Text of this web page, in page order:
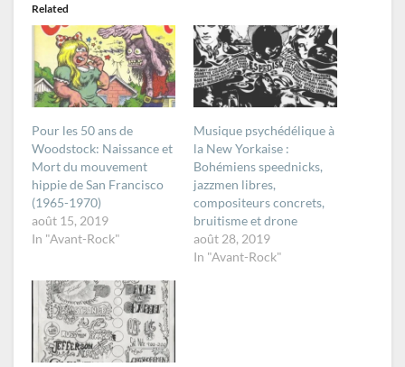
Related
Pour les 50 ans de
Woodstock: Naissance et
Mort du mouvement
hippie de San Francisco
(1965-1970)
août 15, 2019
In "Avant-Rock"
Musique psychédélique à
la New Yorkaise :
Bohémiens speednicks,
jazzmen libres,
compositeurs concrets,
bruitisme et drone
août 28, 2019
In "Avant-Rock"